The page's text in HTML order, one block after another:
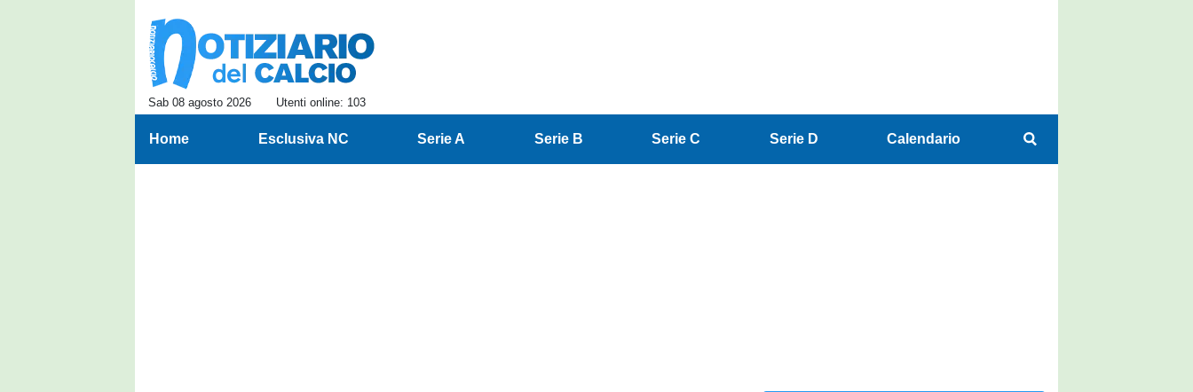
Sab 08 agosto 2026 Utenti online: 103
Home Esclusiva NC Serie A Serie B Serie C Serie D Calendario